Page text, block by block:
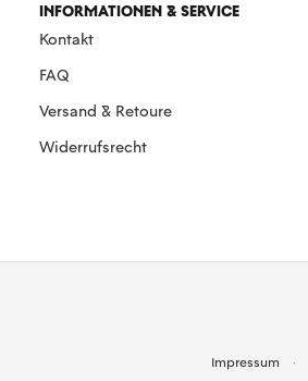
INFORMATIONEN & SERVICE
Kontakt
FAQ
Versand & Retoure
Widerrufsrecht
Impressum